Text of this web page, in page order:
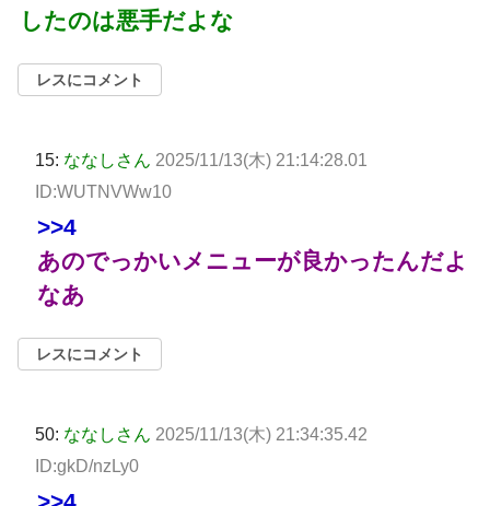
したのは悪手だよな
レスにコメント
15: ななしさん 2025/11/13(木) 21:14:28.01
ID:WUTNVWw10
>>4
あのでっかいメニューが良かったんだよ
なあ
レスにコメント
50: ななしさん 2025/11/13(木) 21:34:35.42
ID:gkD/nzLy0